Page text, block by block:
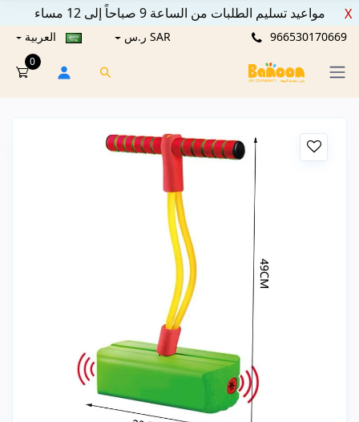
مواعيد تسليم الطلبات من الساعة 9 صباحاً إلى 12 مساء X
966530170669 SAR ر.س العربية
0